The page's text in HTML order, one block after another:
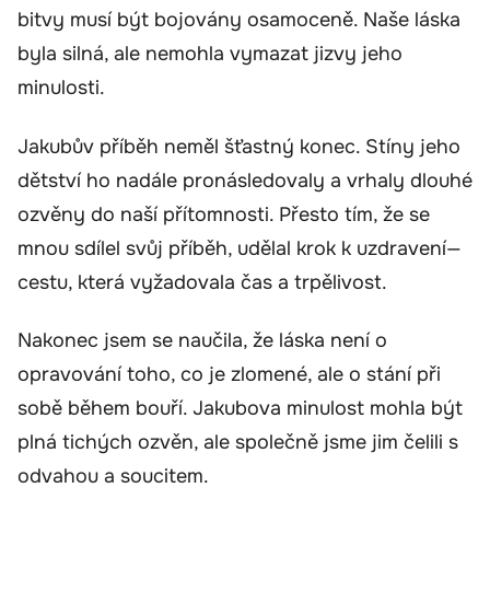
bitvy musí být bojovány osamoceně. Naše láska
byla silná, ale nemohla vymazat jizvy jeho
minulosti.
Jakubův příběh neměl šťastný konec. Stíny jeho
dětství ho nadále pronásledovaly a vrhaly dlouhé
ozvěny do naší přítomnosti. Přesto tím, že se
mnou sdílel svůj příběh, udělal krok k uzdravení—
cestu, která vyžadovala čas a trpělivost.
Nakonec jsem se naučila, že láska není o
opravování toho, co je zlomené, ale o stání při
sobě během bouří. Jakubova minulost mohla být
plná tichých ozvěn, ale společně jsme jim čelili s
odvahou a soucitem.